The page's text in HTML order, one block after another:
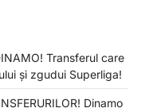
Transferul care
și zgudui Superliga!
Dinamo